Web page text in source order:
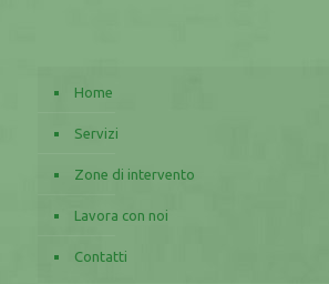
Home
Servizi
Zone di intervento
Lavora con noi
Contatti